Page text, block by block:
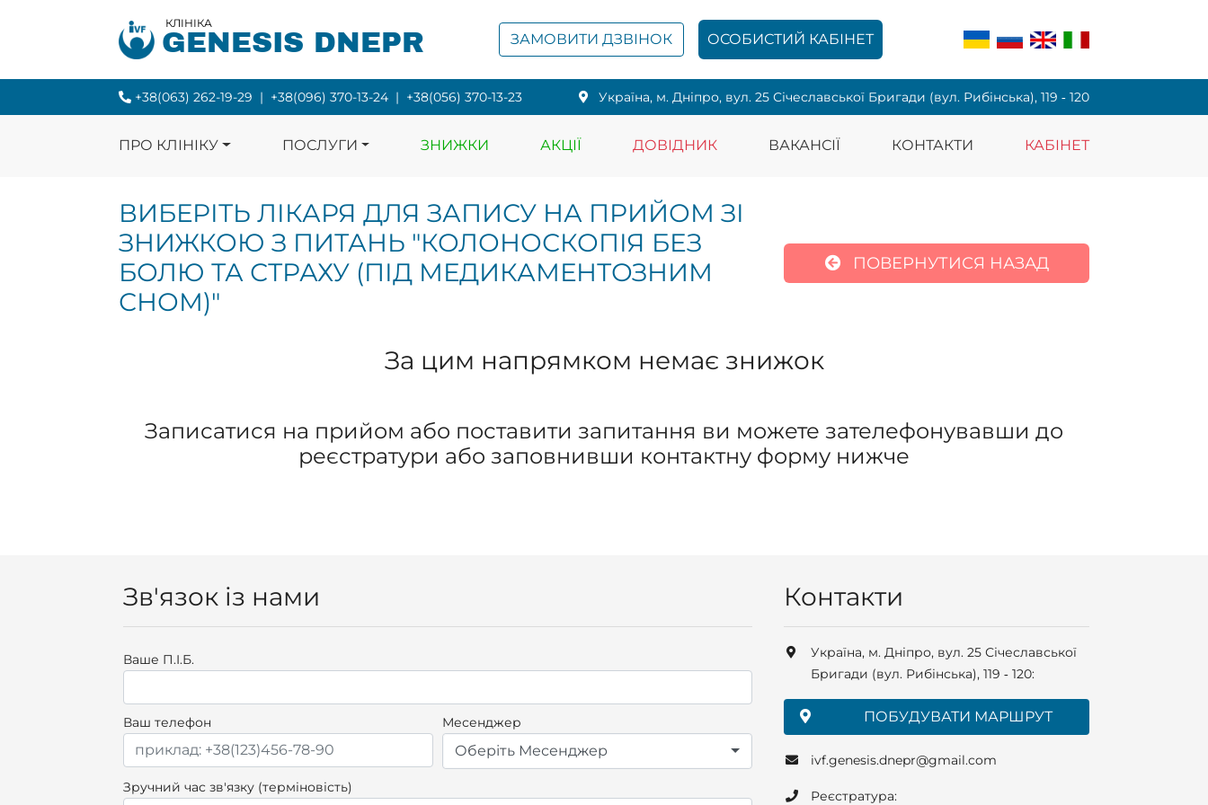
КЛІНІКА
GENESIS DNEPR ЗАМОВИТИ ДЗВІНОК ОСОБИСТИЙ КАБІНЕТ
+38(063) 262-19-29 | +38(096) 370-13-24 | +38(056) 370-13-23 Українa, м. Дніпро, вул. 25 Січеславської Бригади (вул. Рибінська), 119 ‑ 120
ПРО КЛІНІКУ ПОСЛУГИ ЗНИЖКИ АКЦІЇ ДОВІДНИК ВАКАНСІЇ КОНТАКТИ КАБІНЕТ
ВИБЕРІТЬ ЛІКАРЯ ДЛЯ ЗАПИСУ НА ПРИЙОМ ЗІ
ЗНИЖКОЮ З ПИТАНЬ "КОЛОНОСКОПІЯ БЕЗ
БОЛЮ ТА СТРАХУ (ПІД МЕДИКАМЕНТОЗНИМ
СНОМ)"
ПОВЕРНУТИСЯ НАЗАД
За цим напрямком немає знижок
Записатися на прийом або поставити запитання ви можете зателефонувавши до
реєстратури або заповнивши контактну форму нижче
Зв'язок із нами
Ваше П.I.Б.
Ваш телефон Месенджер
Оберіть Месенджер
Зручний час зв'язку (терміновість)
Контакти
Українa, м. Дніпро, вул. 25 Січеславської
Бригади (вул. Рибінська), 119 ‑ 120:
ПОБУДУВАТИ МАРШРУТ
ivf.genesis.dnepr@gmail.com
Реєстратура: